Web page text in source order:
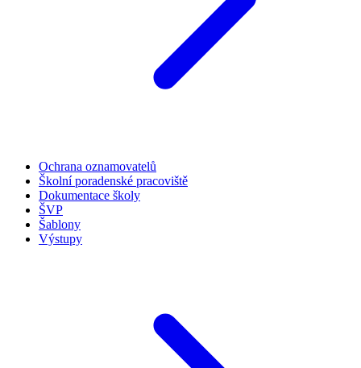
Ochrana oznamovatelů
Školní poradenské pracoviště
Dokumentace školy
ŠVP
Šablony
Výstupy